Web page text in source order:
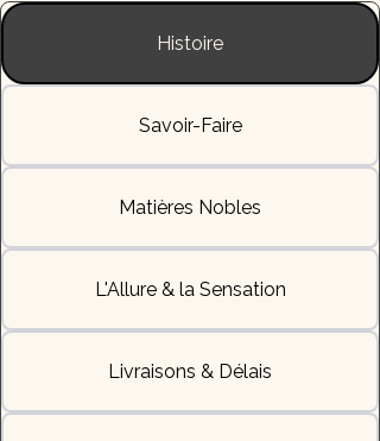
Histoire
Savoir-Faire
Matières Nobles
L'Allure & la Sensation
Livraisons & Délais